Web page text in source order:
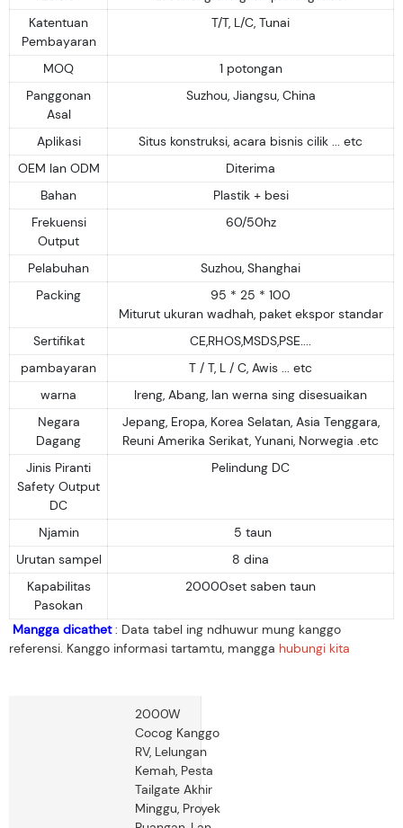
Katentuan
Pembayaran
T/T, L/C, Tunai
MOQ
1 potongan
Panggonan
Asal
Suzhou, Jiangsu, China
Aplikasi
Situs konstruksi, acara bisnis cilik ... etc
OEM lan ODM
Diterima
Bahan
Plastik + besi
Frekuensi
Output
60/50hz
Pelabuhan
Suzhou, Shanghai
Packing
95 * 25 * 100
Miturut ukuran wadhah, paket ekspor standar
Sertifikat
CE,RHOS,MSDS,PSE....
pambayaran
T / T, L / C, Awis ... etc
warna
Ireng, Abang, lan werna sing disesuaikan
Negara
Dagang
Jepang, Eropa, Korea Selatan, Asia Tenggara,
Reuni Amerika Serikat, Yunani, Norwegia .etc
Jinis Piranti
Safety Output
DC
Pelindung DC
Njamin
5 taun
Urutan sampel
8 dina
Kapabilitas
Pasokan
20000set saben taun
Mangga dicathet: Data tabel ing ndhuwur mung kanggo
referensi. Kanggo informasi tartamtu, mangga hubungi kita
2000W
Cocog Kanggo
RV, Lelungan
Kemah, Pesta
Tailgate Akhir
Minggu, Proyek